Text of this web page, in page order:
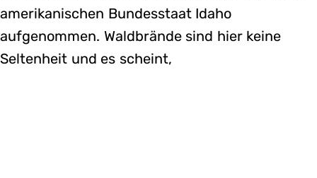
amerikanischen Bundesstaat Idaho
aufgenommen. Waldbrände sind hier keine
Seltenheit und es scheint,